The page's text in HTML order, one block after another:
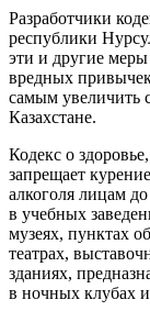
Разработчики
республики
эти и другие меры
вредных
самым увеличить
Казахстане.
Кодекс о
запрещает
алкоголя лицам
в учебных
музеях, пунктах
театрах,
зданиях,
в ночных клубах и